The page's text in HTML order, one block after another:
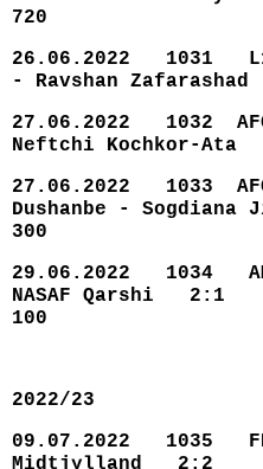
720
26.06.2022 1031
- Ravshan
27.06.2022 1032
Neftchi
27.06.2022 1033
Dushanbe -
300
29.06.2022 1034
NASAF
100
2022/23
09.07.2022 1035